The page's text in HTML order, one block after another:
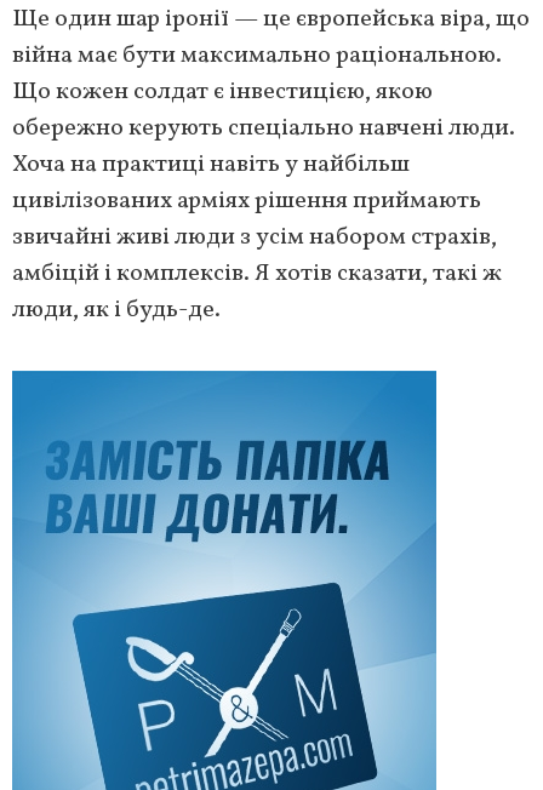
Ще один шар іронії — це європейська віра, що
війна має бути максимально раціональною.
Що кожен солдат є інвестицією, якою
обережно керують спеціально навчені люди.
Хоча на практиці навіть у найбільш
цивілізованих арміях рішення приймають
звичайні живі люди з усім набором страхів,
амбіцій і комплексів. Я хотів сказати, такі ж
люди, як і будь-де.